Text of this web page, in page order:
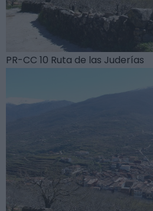
PR-CC 10 Ruta de las Juderías